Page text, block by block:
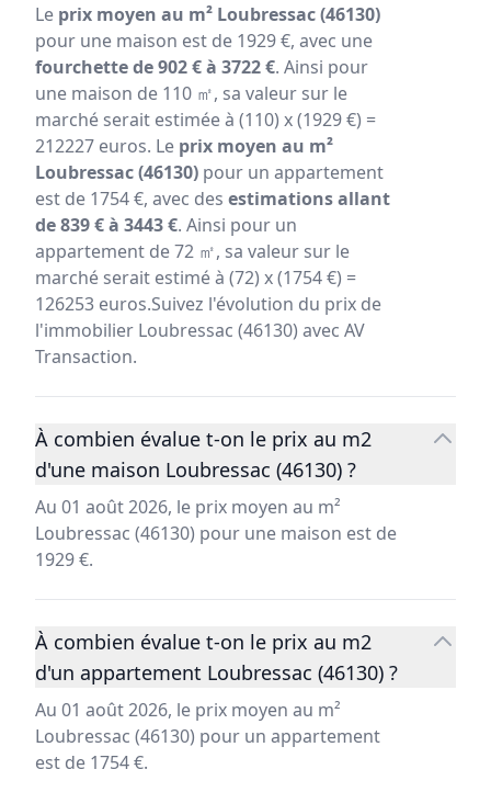
Le prix moyen au m² Loubressac (46130)
pour une maison est de 1929 €, avec une
fourchette de 902 € à 3722 €. Ainsi pour
une maison de 110 ㎡, sa valeur sur le
marché serait estimée à (110) x (1929 €) =
212227 euros. Le prix moyen au m²
Loubressac (46130) pour un appartement
est de 1754 €, avec des estimations allant
de 839 € à 3443 €. Ainsi pour un
appartement de 72 ㎡, sa valeur sur le
marché serait estimé à (72) x (1754 €) =
126253 euros.Suivez l'évolution du prix de
l'immobilier Loubressac (46130) avec AV
Transaction.
À combien évalue t-on le prix au m2
d'une maison Loubressac (46130) ?
Au 01 août 2026, le prix moyen au m²
Loubressac (46130) pour une maison est de
1929 €.
À combien évalue t-on le prix au m2
d'un appartement Loubressac (46130) ?
Au 01 août 2026, le prix moyen au m²
Loubressac (46130) pour un appartement
est de 1754 €.